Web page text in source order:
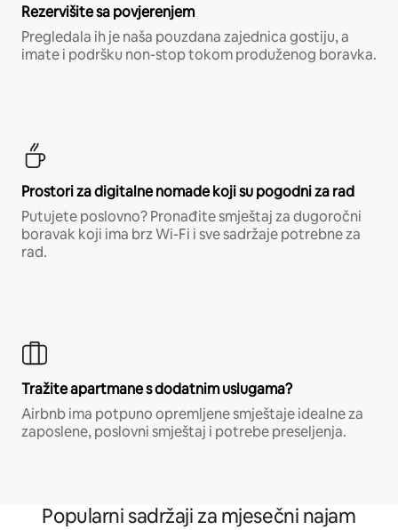
Rezervišite sa povjerenjem
Pregledala ih je naša pouzdana zajednica gostiju, a
imate i podršku non-stop tokom produženog boravka.
Prostori za digitalne nomade koji su pogodni za rad
Putujete poslovno? Pronađite smještaj za dugoročni
boravak koji ima brz Wi-Fi i sve sadržaje potrebne za
rad.
Tražite apartmane s dodatnim uslugama?
Airbnb ima potpuno opremljene smještaje idealne za
zaposlene, poslovni smještaj i potrebe preseljenja.
Popularni sadržaji za mjesečni najam